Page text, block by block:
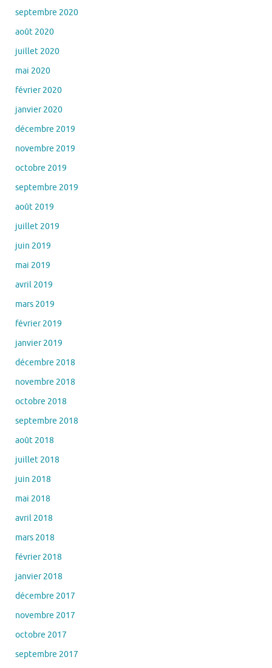
septembre 2020
août 2020
juillet 2020
mai 2020
février 2020
janvier 2020
décembre 2019
novembre 2019
octobre 2019
septembre 2019
août 2019
juillet 2019
juin 2019
mai 2019
avril 2019
mars 2019
février 2019
janvier 2019
décembre 2018
novembre 2018
octobre 2018
septembre 2018
août 2018
juillet 2018
juin 2018
mai 2018
avril 2018
mars 2018
février 2018
janvier 2018
décembre 2017
novembre 2017
octobre 2017
septembre 2017